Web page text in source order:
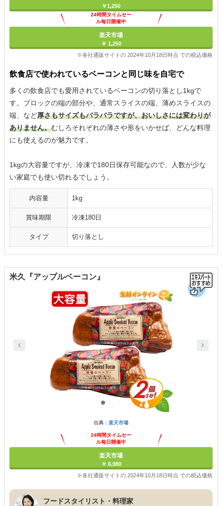
￥1,250
24時間タイムセー
ル毎日開催中
楽天市場
￥ 1,250
※各社通販サイトの 2024年10月18日時点 での税込価格
飲食店で使われているベーコンと同じ味を自宅で
多くの飲食店でも愛用されているベーコンの切り落とし1kgで
す。ブロックの端の部分や、通常スライスの端、薄めスライスの
端、など厚さもサイズもバラバラですが、おいしさには変わりが
ありません。むしろそれぞれの薄さや形をいかせば、どんな料理
にも使えるのが魅力です。
1kgの大容量ですが、冷凍で180日保存可能なので、人数が少な
い家庭でも使い切れるでしょう。
内容量 1kg
賞味期限 冷凍180日
タイプ 切り落とし
米久『アップルベーコン』
出典： 楽天市場
24時間タイムセー
ル毎日開催中
楽天市場
￥ 6,980
※各社通販サイトの 2024年10月18日時点 での税込価格
フードスタイリスト・料理家